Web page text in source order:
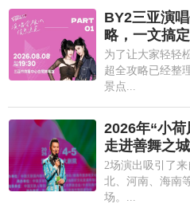
BY2三亚演
略，一文搞定
为了让大家轻轻
超全攻略已经整
景点...
2026年“小
走进善舞之
2场演出吸引了
北、河南、海南
场。...